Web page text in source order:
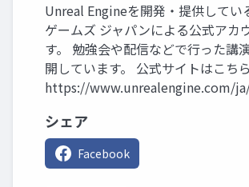
Unreal Engineを開発・提供してい
ゲームズ ジャパンによる公式アカ
す。 勉強会や配信などで行った講
開しています。 公式サイトはこちら
https://www.unrealengine.com/
シェア
Facebook